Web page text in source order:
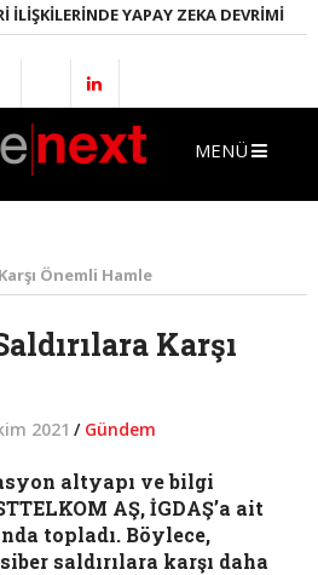
YAPAY ZEKA DEVRIMI
MENÜ
Önemli Hamle
Karşı
2021 / Gündem
altyapı ve bilgi
AŞ, İGDAŞ’a ait
topladı. Böylece,
saldırılara karşı daha